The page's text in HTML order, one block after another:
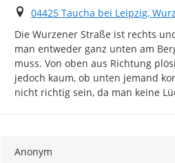
Ort
04425 Taucha bei Leipzig,
Die Wurzener Straße ist rechts
man entweder ganz unten am
muss. Von oben aus Richtung
jedoch kaum, ob unten jemand
nicht richtig sein, da man keine
Anonym